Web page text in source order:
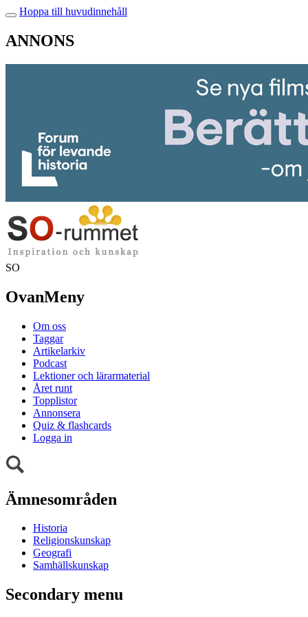
Hoppa till huvudinnehåll
ANNONS
SO
OvanMeny
Om oss
Taggar
Artikelarkiv
Podcast
Lektioner och lärarmaterial
Året runt
Topplistor
Annonsera
Quiz & flashcards
Logga in
Ämnesområden
Historia
Religionskunskap
Geografi
Samhällskunskap
Secondary menu